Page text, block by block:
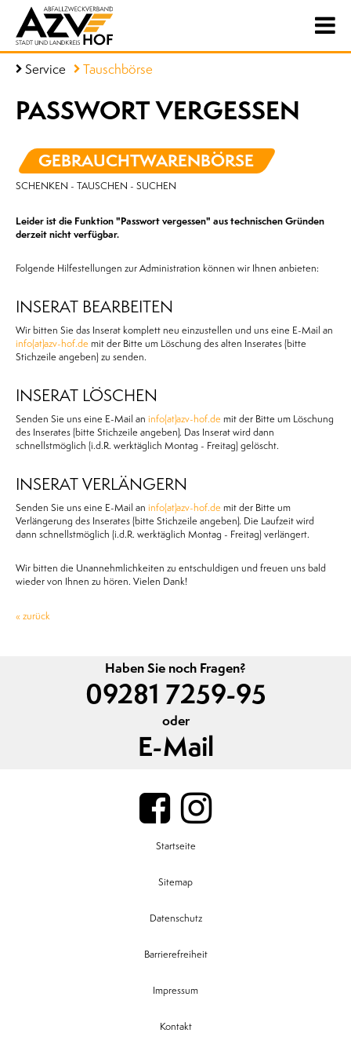
Service Tauschbörse
PASSWORT VERGESSEN
GEBRAUCHTWARENBÖRSE
SCHENKEN - TAUSCHEN - SUCHEN
Leider ist die Funktion "Passwort vergessen" aus technischen Gründen
derzeit nicht verfügbar.
Folgende Hilfestellungen zur Administration können wir Ihnen anbieten:
INSERAT BEARBEITEN
Wir bitten Sie das Inserat komplett neu einzustellen und uns eine E-Mail an
info(at)azv-hof.de mit der Bitte um Löschung des alten Inserates (bitte
Stichzeile angeben) zu senden.
INSERAT LÖSCHEN
Senden Sie uns eine E-Mail an info(at)azv-hof.de mit der Bitte um Löschung
des Inserates (bitte Stichzeile angeben). Das Inserat wird dann
schnellstmöglich (i.d.R. werktäglich Montag - Freitag) gelöscht.
INSERAT VERLÄNGERN
Senden Sie uns eine E-Mail an info(at)azv-hof.de mit der Bitte um
Verlängerung des Inserates (bitte Stichzeile angeben). Die Laufzeit wird
dann schnellstmöglich (i.d.R. werktäglich Montag - Freitag) verlängert.
Wir bitten die Unannehmlichkeiten zu entschuldigen und freuen uns bald
wieder von Ihnen zu hören. Vielen Dank!
« zurück
Haben Sie noch Fragen?
09281 7259-95
oder
E-Mail
Startseite
Sitemap
Datenschutz
Barrierefreiheit
Impressum
Kontakt